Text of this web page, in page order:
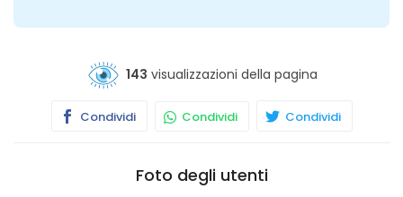
143 visualizzazioni della pagina
Condividi Condividi Condividi
Foto degli utenti